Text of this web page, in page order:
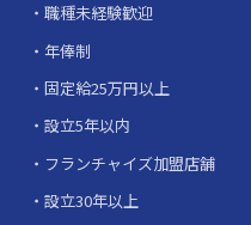
職種未経験歓迎
年俸制
固定給25万円以上
設立5年以内
フランチャイズ加盟店舗
設立30年以上